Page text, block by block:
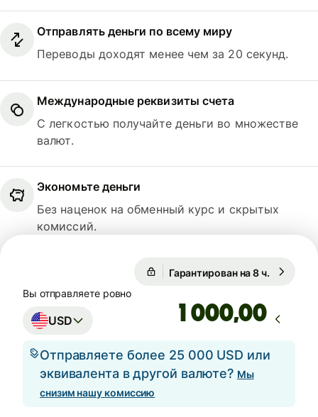
Отправлять деньги по всему миру
Переводы доходят менее чем за 20 секунд.
Международные реквизиты счета
С легкостью получайте деньги во множестве
валют.
Экономьте деньги
Без наценок на обменный курс и скрытых
комиссий.
1 USD = 0,8650 EUR
Вы отправляете ровно
USD ,00
Отправляете более 25 000 USD или
эквивалента в другой валюте? Мы
снизим нашу комиссию